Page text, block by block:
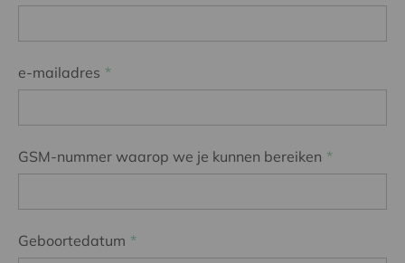
e-mailadres
GSM-nummer waarop we je kunnen bereiken
Geboortedatum